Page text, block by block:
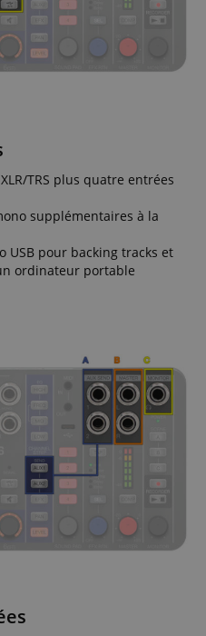
TRS plus quatre entrées
supplémentaires à la
USB pour backing tracks et
ordinateur portable